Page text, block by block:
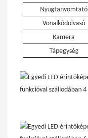
Nyugtanyomtató
Vonalkódolvasó
Kamera
Tápegység